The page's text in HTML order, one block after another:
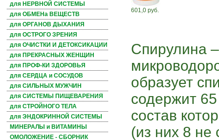
для НЕРВНОЙ СИСТЕМЫ
для ОБМЕНа ВЕЩЕСТВ
для ОРГАНОВ ДЫХАНИЯ
для ОСТРОГО ЗРЕНИЯ
для ОЧИСТКИ И ДЕТОКСИКАЦИИ
для ПРЕКРАСНЫХ ЖЕНЩИН
для ПРОФ-КИ ЗДОРОВЬЯ
для СЕРДЦА и СОСУДОВ
для СИЛЬНЫХ МУЖЧИН
для СИСТЕМЫ ПИЩЕВАРЕНИЯ
для СТРОЙНОГО ТЕЛА
для ЭНДОКРИННОЙ СИСТЕМЫ
МИНЕРАЛЫ и ВИТАМИНЫ
ОМОЛОЖЕНИЕ - СБОРНИК
601,0 руб.
Спирулина
образует
содержит
состав
(из них 8 не